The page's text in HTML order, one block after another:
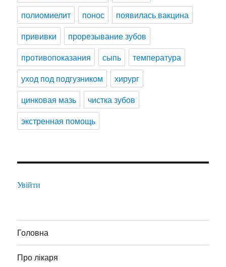
полиомиелит
понос
появилась вакцина
прививки
прорезывание зубов
противопоказания
сыпь
температура
уход под подгузником
хирург
цинковая мазь
чистка зубов
экстренная помощь
Увійти
Головна
Про лікаря